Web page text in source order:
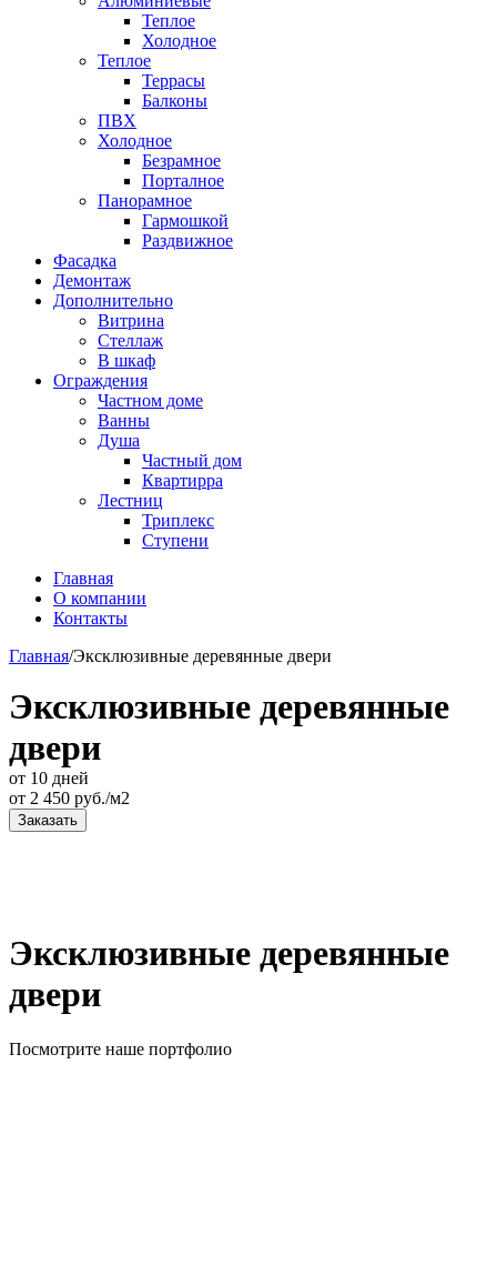
Теплое
Холодное
Теплое
Террасы
Балконы
ПВХ
Холодное
Безрамное
Порталное
Панорамное
Гармошкой
Раздвижное
Фасадка
Демонтаж
Дополнительно
Витрина
Стеллаж
В шкаф
Ограждения
Частном доме
Ванны
Душа
Частный дом
Квартирра
Лестниц
Триплекс
Ступени
Главная
О компании
Контакты
Главная/Эксклюзивные деревянные двери
Эксклюзивные деревянные
двери
от 10 дней
от 2 450 руб./м2
Заказать
Эксклюзивные деревянные
двери
Посмотрите наше портфолио